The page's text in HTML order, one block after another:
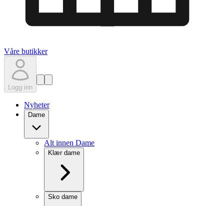
Våre butikker
Logg inn
Nyheter
Dame
Alt innen Dame
Klær dame
Sko dame